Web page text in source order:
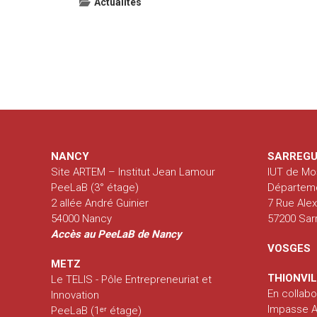
NANCY
Site ARTEM – Institut Jean Lamour
PeeLaB (3° étage)
2 allée André Guinier
54000 Nancy
Accès au PeeLaB de Nancy
METZ
Le TELIS - Pôle Entrepreneuriat et
Innovation
PeeLaB (1ᵉʳ étage)
IUT de
7 Rue
57200
VOSGES
En
Impasse